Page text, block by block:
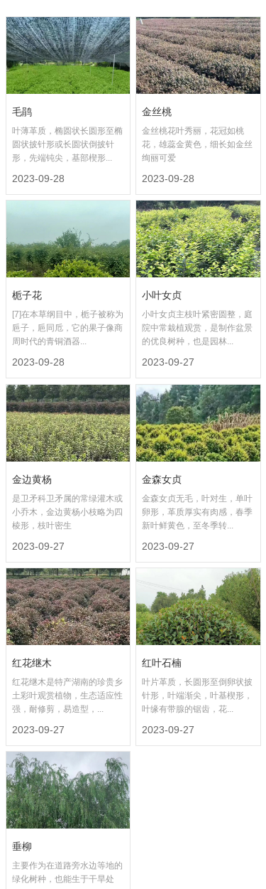
毛鹃
叶薄革质，椭圆状长圆形至椭
圆状披针形或长圆状倒披针
形，先端钝尖，基部楔形...
2023-09-28
金丝桃
金丝桃花叶秀丽，花冠如桃
花，雄蕊金黄色，细长如金丝
绚丽可爱
2023-09-28
栀子花
[7]在本草纲目中，栀子被称为
巵子，巵同卮，它的果子像商
周时代的青铜酒器...
2023-09-28
小叶女贞
小叶女贞主枝叶紧密圆整，庭
院中常栽植观赏，是制作盆景
的优良树种，也是园林...
2023-09-27
金边黄杨
是卫矛科卫矛属的常绿灌木或
小乔木，金边黄杨小枝略为四
棱形，枝叶密生
2023-09-27
金森女贞
金森女贞无毛，叶对生，单叶
卵形，革质厚实有肉感，春季
新叶鲜黄色，至冬季转...
2023-09-27
红花继木
红花继木是特产湖南的珍贵乡
土彩叶观赏植物，生态适应性
强，耐修剪，易造型，...
2023-09-27
红叶石楠
叶片革质，长圆形至倒卵状披
针形，叶端渐尖，叶基楔形，
叶缘有带腺的锯齿，花...
2023-09-27
垂柳
主要作为在道路旁水边等地的
绿化树种，也能生于干旱处